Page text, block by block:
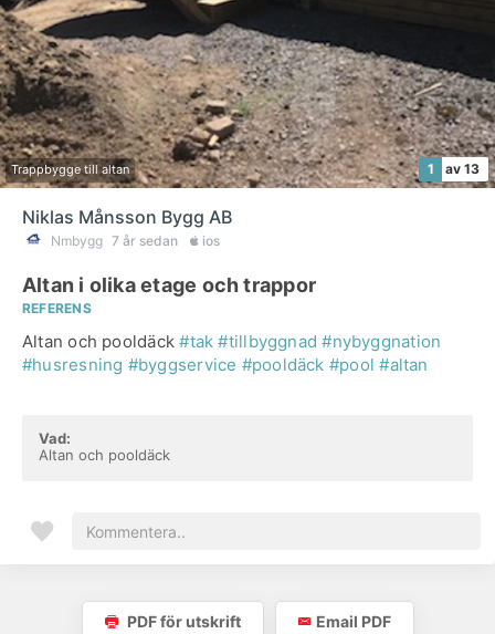
Trappbygge till altan 1 av 13
Niklas Månsson Bygg AB
Nmbygg 7 år sedan ios
Altan i olika etage och trappor
REFERENS
Altan och pooldäck#tak #tillbyggnad #nybyggnation
#husresning #byggservice #pooldäck #pool #altan
Vad:
Altan och pooldäck
PDF för utskrift Email PDF